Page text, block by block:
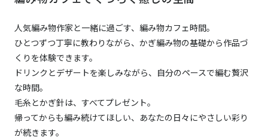
人気編み物作家と一緒に過ごす、編み物カフェ時間。
ひとつずつ丁寧に教わりながら、かぎ編み物の基礎から作品づ
くりを体験できます。
ドリンクとデザートを楽しみながら、自分のペースで編む贅沢
な時間。
毛糸とかぎ針は、すべてプレゼント。
帰ってからも編み続けてほしい、あなたの日々にやさしい彩り
が続きます。